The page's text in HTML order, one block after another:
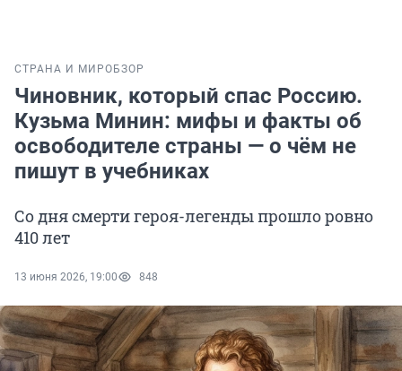
СТРАНА И МИРОБЗОР
Чиновник, который спас Россию.
Кузьма Минин: мифы и факты об
освободителе страны — о чём не
пишут в учебниках
Со дня смерти героя-легенды прошло ровно
410 лет
13 июня 2026, 19:00 848